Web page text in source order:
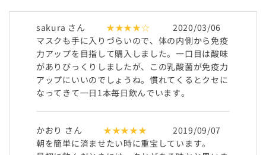
sakura さん ★★★★☆
2020/03/06
マスクも手に入りづらいので、体の内側から免疫
力アップを目指して購入しました。一口目は酸味
がありびっくりしましたが、この乳酸菌が免疫力
アップにいいのでしょうね。慣れてくるとクセに
なってきて一日1本毎日飲んでいます。
かおり さん ★★★★★
2019/09/07
朝を簡単に済ませたい時に重宝しています。